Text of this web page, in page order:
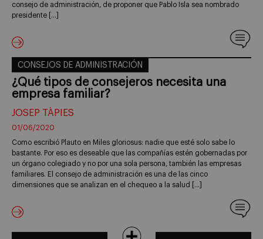
consejo de administración, de proponer que Pablo Isla sea nombrado
presidente […]
CONSEJOS DE ADMINISTRACIÓN
¿Qué tipos de consejeros necesita una
empresa familiar?
JOSEP TÀPIES
01/06/2020
Como escribió Plauto en Miles gloriosus: nadie que esté solo sabe lo
bastante. Por eso es deseable que las compañías estén gobernadas por
un órgano colegiado y no por una sola persona, también las empresas
familiares. El consejo de administración es una de las cinco
dimensiones que se analizan en el chequeo a la salud […]